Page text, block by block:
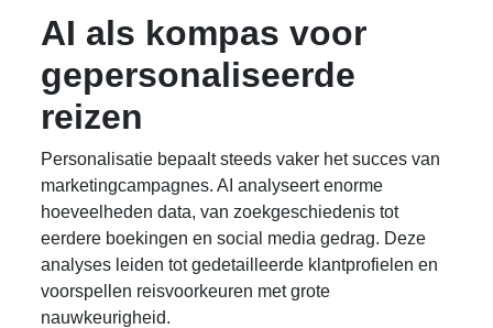
AI als kompas voor
gepersonaliseerde
reizen
Personalisatie bepaalt steeds vaker het succes van
marketingcampagnes. AI analyseert enorme
hoeveelheden data, van zoekgeschiedenis tot
eerdere boekingen en social media gedrag. Deze
analyses leiden tot gedetailleerde klantprofielen en
voorspellen reisvoorkeuren met grote
nauwkeurigheid.